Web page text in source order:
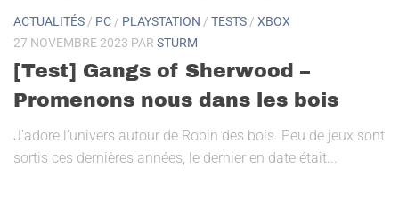
ACTUALITÉS / PC / PLAYSTATION / TESTS / XBOX
27 NOVEMBRE 2023 PAR STURM
[Test] Gangs of Sherwood –
Promenons nous dans les bois
J’adore l’univers autour de Robin des bois. Peu de jeux sont
sortis ces dernières années, le dernier en date était...